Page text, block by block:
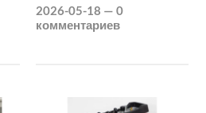
2026-05-18 —0
комментариев